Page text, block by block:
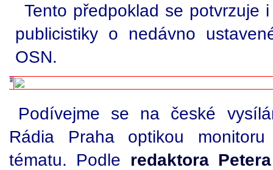
Tento předpoklad se potvrzuje
publicistiky o nedávno
OSN.
Podívejme se na české
Rádia Praha optikou
tématu. Podle redaktora